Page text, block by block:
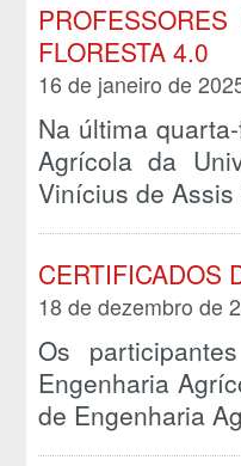
FLORESTA 4.0
16 de janeiro de
Na última
Agrícola da
Vinícius de
CERTIFICADOS
18 de dezembro de
Os
Engenharia
de Engenharia